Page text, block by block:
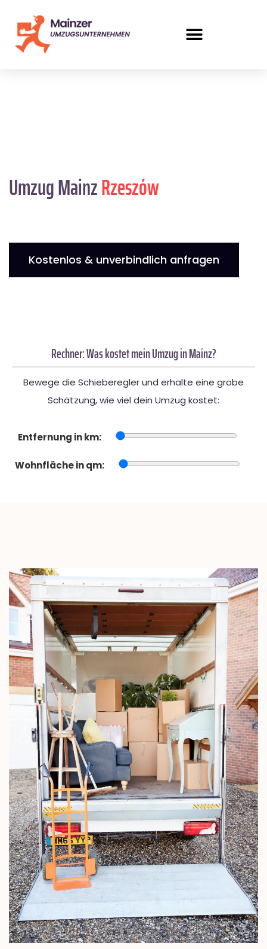
Umzug MainzRzeszów
Kostenlos & unverbindlich anfragen
Rechner: Was kostet mein Umzug in Mainz?
Bewege die Schieberegler und erhalte eine grobe
Schätzung, wie viel dein Umzug kostet:
Entfernung in km:
Wohnfläche in qm: